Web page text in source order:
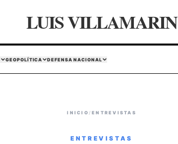
LUIS VILLAMARIN
GEOPOLÍTICA DEFENSA NACIONAL
INICIO / ENTREVISTAS
ENTREVISTAS